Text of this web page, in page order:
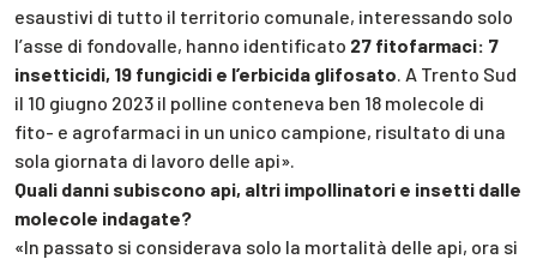
esaustivi di tutto il territorio comunale, interessando solo
l’asse di fondovalle, hanno identificato 27 fitofarmaci: 7
insetticidi, 19 fungicidi e l’erbicida glifosato . A Trento Sud
il 10 giugno 2023 il polline conteneva ben 18 molecole di
fito- e agrofarmaci in un unico campione, risultato di una
sola giornata di lavoro delle api».
Quali danni subiscono api, altri impollinatori e insetti dalle
molecole indagate?
«In passato si considerava solo la mortalità delle api, ora si